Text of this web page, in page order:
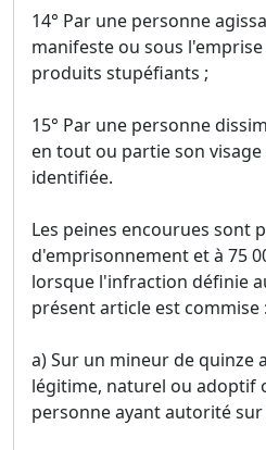
14° Par une personne
manifeste ou sous
produits stupéfiants ;
15° Par une personne
en tout ou partie son
identifiée.
Les peines encourues sont
d'emprisonnement et à 75
lorsque l'infraction définie
présent article est commise :
a) Sur un mineur de quinze
légitime, naturel ou adoptif
personne ayant autorité